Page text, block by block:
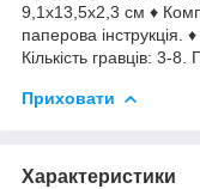
9,1х13,5х2,3 см ♦
паперова інструкція.
Кількість гравців: 3-
Приховати
Характеристики